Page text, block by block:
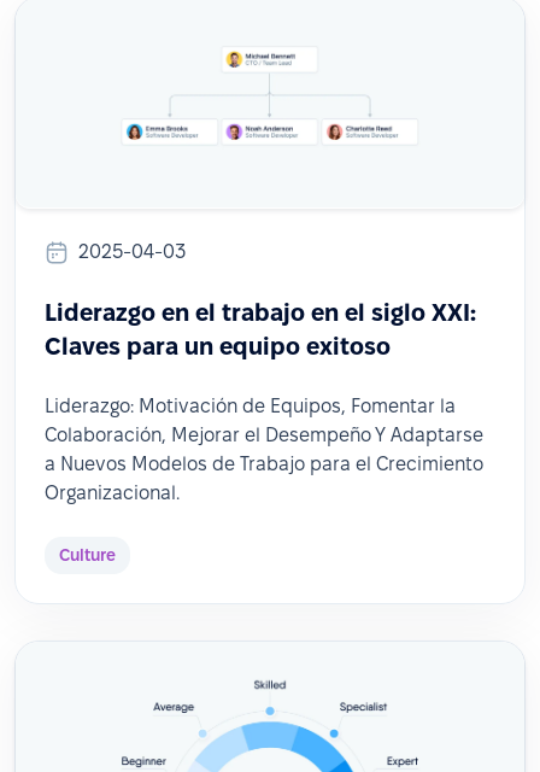
2025-04-03
Liderazgo en el trabajo en el siglo XXI:
Claves para un equipo exitoso
Liderazgo: Motivación de Equipos, Fomentar la
Colaboración, Mejorar el Desempeño Y Adaptarse
a Nuevos Modelos de Trabajo para el Crecimiento
Organizacional.
Culture